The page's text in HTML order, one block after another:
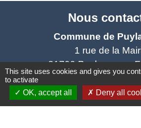
Nous
Commune de
1 rue de la
81700 Puylaurens -
+33 5 63 75 00
Contact par
This site uses cookies and gives you
to activate
OK, accept all
Deny all